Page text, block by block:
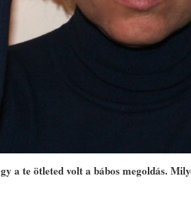
a te ötleted volt a bábos megoldás.